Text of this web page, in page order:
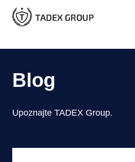
Blog
Upoznajte TADEX Group.